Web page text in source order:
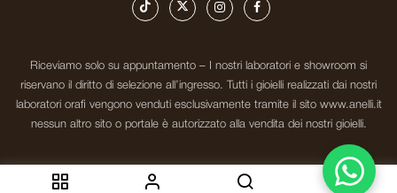
0
Riceviamo solo su appuntamento – I nostri laboratori e showroom si
riservano il diritto di selezione all’ingresso. Tutti i gioielli realizzati dai nostri
laboratori orafi vengono venduti esclusivamente tramite il sito www.anelli.it
nessun altro sito o portale è autorizzato alla vendita dei nostri gioielli.